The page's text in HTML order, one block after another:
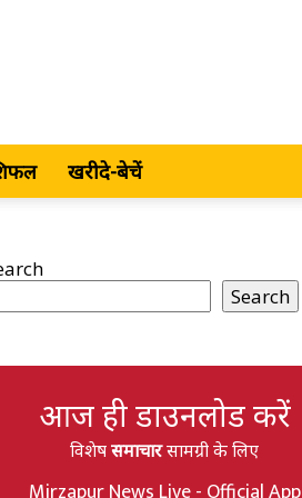
खरीदे-बेचें
Search
आज ही डाउनलोड करें
विशेषसमाचारसामग्री के लिए